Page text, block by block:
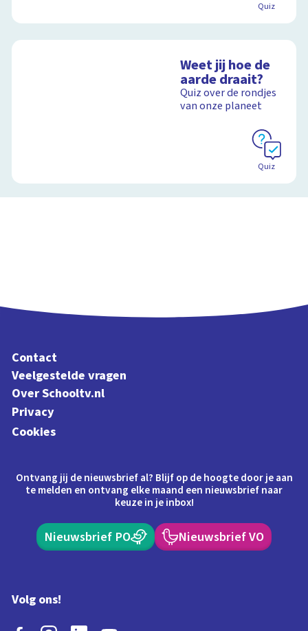
Quiz
Weet jij hoe de
aarde draait?
Quiz over de rondjes
van onze planeet
Quiz
Contact
Veelgestelde vragen
Over Schooltv.nl
Privacy
Cookies
Ontvang jij de nieuwsbrief al? Blijf op de hoogte door je aan
te melden en ontvang elke maand een nieuwsbrief naar
keuze in je inbox!
Nieuwsbrief PO Nieuwsbrief VO
Volg ons!